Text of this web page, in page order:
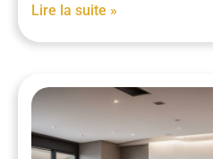
Lire la suite »